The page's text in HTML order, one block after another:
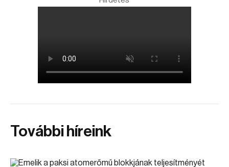
További híreink